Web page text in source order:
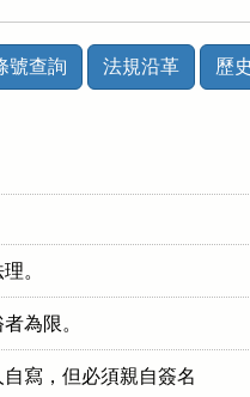
號查詢 法規沿革 歷
。
為限。
寫，但必須親自簽名